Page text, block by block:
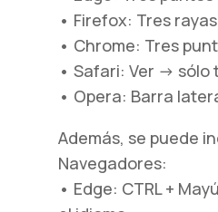
• Firefox: Tres
• Chrome: Tres
• Safari: Ver ->
• Opera: Barra
Además, se puede
Navegadores:
• Edge: CTRL +